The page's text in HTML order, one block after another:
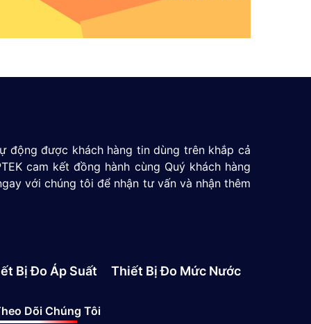
động được khách hàng tin dùng trên khắp cả
cam kết đồng hành cùng Quý khách hàng
với chúng tôi để nhận tư vấn và nhận thêm
Bị Đo Áp Suất Thiết Bị Đo Mức Nước
Dõi Chúng Tôi